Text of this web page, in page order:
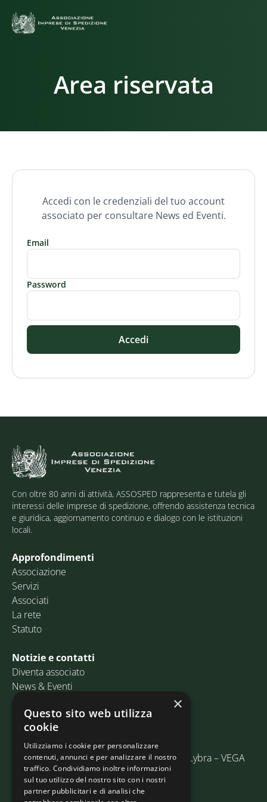
Area riservata
Accedi con le credenziali del tuo account
associato per consultare News ed Eventi.
Email
Password
Accedi
Con oltre 80 anni di attività, ASSOSPED rappresenta e tutela gli
interessi delle imprese di spedizione, offrendo assistenza tecnica
e giuridica, aggiornamento continuo e dialogo con le istituzioni
locali.
Approfondimenti
Associazione
Servizi
Associati
La rete
Statuto
Notizie e contatti
Diventa associato
News & Eventi
Contatti
Email:info@assosped.it
PEC: assospedvenezia@pec.fedespedi.it
Indirizzo: Via delle Industrie, 19/C Edificio Lybra – VEGA
30175 Marghera (VE)
×
Questo sito web utilizza
cookie
Utilizziamo i cookie per personalizzare
contenuti, annunci e per analizzare il nostro
traffico. Condividiamo inoltre informazioni
sul tuo utilizzo del nostro sito con i nostri
partner pubblicitari e di analisi che